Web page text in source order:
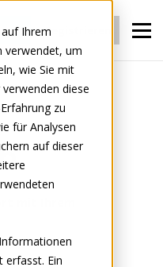
Ihrem
verwendet, um
wie Sie mit
diese
zu
für Analysen
auf dieser
erfasst. Ein
Registrieren
Portals Hub
mit Ihrem